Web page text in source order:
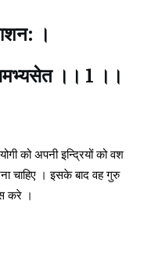
।
समभ्यसेत ।। 1 ।।
को अपनी इन्द्रियों को वश
चाहिए । इसके बाद वह गुरु
करे ।